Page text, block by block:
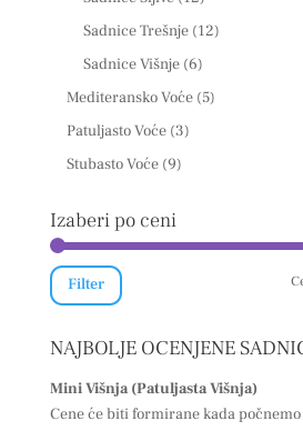
Sadnice Trešnje (12)
Sadnice Višnje (6)
Mediteransko Voće (5)
Patuljasto Voće (3)
Stubasto Voće (9)
Izaberi po ceni
Filter
NAJBOLJE OCENJENE
Mini Višnja (Patuljasta Višnja)
Cene će biti formirane kada